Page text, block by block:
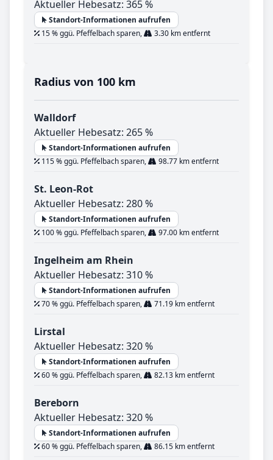
Aktueller Hebesatz: 365 %
Standort-Informationen aufrufen
15 % ggü. Pfeffelbach sparen,
3.30 km entfernt
Radius von 100 km
Walldorf
Aktueller Hebesatz: 265 %
Standort-Informationen aufrufen
115 % ggü. Pfeffelbach sparen,
98.77 km entfernt
St. Leon-Rot
Aktueller Hebesatz: 280 %
Standort-Informationen aufrufen
100 % ggü. Pfeffelbach sparen,
97.00 km entfernt
Ingelheim am Rhein
Aktueller Hebesatz: 310 %
Standort-Informationen aufrufen
70 % ggü. Pfeffelbach sparen,
71.19 km entfernt
Lirstal
Aktueller Hebesatz: 320 %
Standort-Informationen aufrufen
60 % ggü. Pfeffelbach sparen,
82.13 km entfernt
Bereborn
Aktueller Hebesatz: 320 %
Standort-Informationen aufrufen
60 % ggü. Pfeffelbach sparen,
86.15 km entfernt